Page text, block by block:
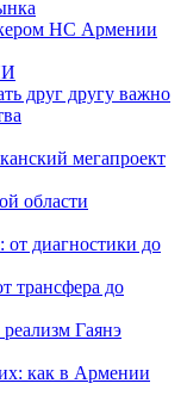
НС Армении
друг другу важно
мегапроект
области
диагностики до
трансфера до
Гаянэ
как в Армении